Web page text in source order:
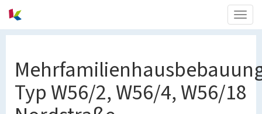
Typ W56/2, W56/4, W56/18